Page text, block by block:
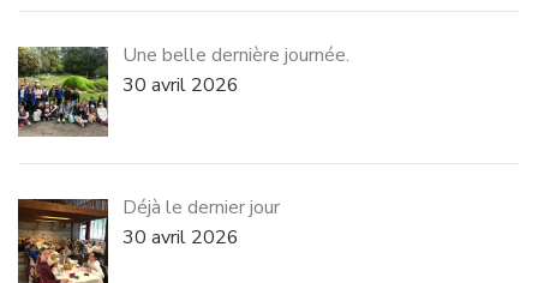
Une belle dernière journée.
30 avril 2026
Déjà le dernier jour
30 avril 2026